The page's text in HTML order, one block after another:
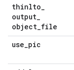
thinlto_
output_
object_file
use_pic